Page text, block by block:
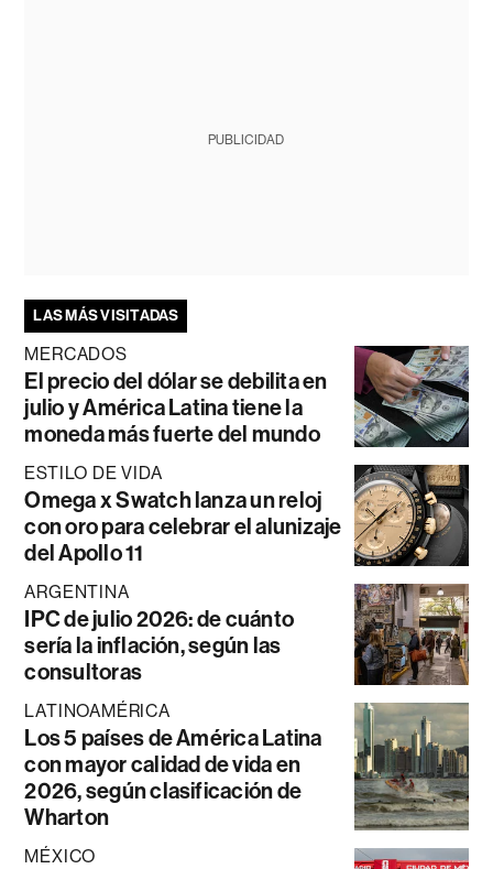
PUBLICIDAD
LAS MÁS VISITADAS
MERCADOS
El precio del dólar se debilita en
julio y América Latina tiene la
moneda más fuerte del mundo
ESTILO DE VIDA
Omega x Swatch lanza un reloj
con oro para celebrar el alunizaje
del Apollo 11
ARGENTINA
IPC de julio 2026: de cuánto
sería la inflación, según las
consultoras
LATINOAMÉRICA
Los 5 países de América Latina
con mayor calidad de vida en
2026, según clasificación de
Wharton
MÉXICO